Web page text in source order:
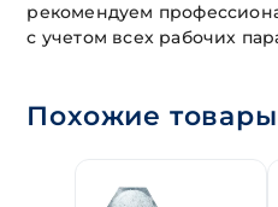
рекомендуем
с учетом всех рабочих
Похожие товары